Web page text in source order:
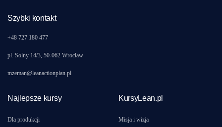
Szybki kontakt
+48 727 180 477
pl. Solny 14/3, 50-062 Wrocław
mzeman@leanactionplan.pl
Najlepsze kursy
Dla produkcji
KursyLean.pl
Misja i wizja